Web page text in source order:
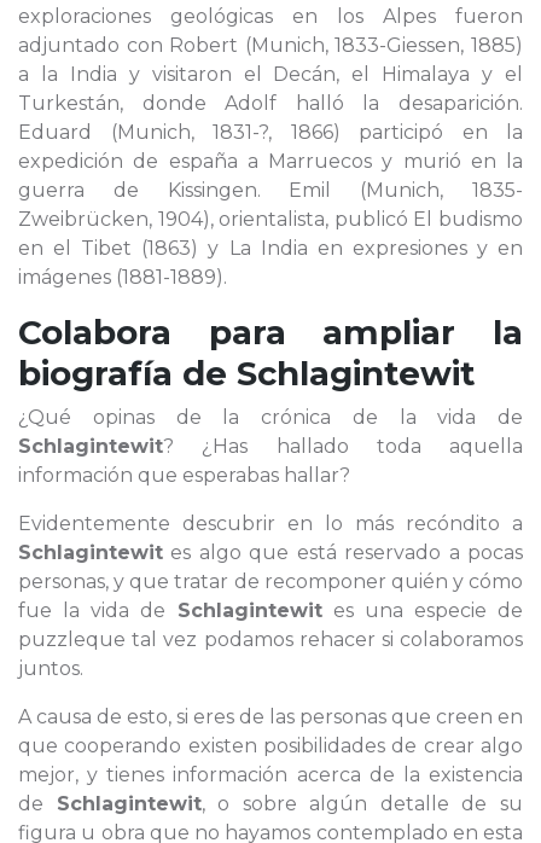
exploraciones geológicas en los Alpes fueron
adjuntado con Robert (Munich, 1833-Giessen, 1885)
a la India y visitaron el Decán, el Himalaya y el
Turkestán, donde Adolf halló la desaparición.
Eduard (Munich, 1831-?, 1866) participó en la
expedición de españa a Marruecos y murió en la
guerra de Kissingen. Emil (Munich, 1835-
Zweibrücken, 1904), orientalista, publicó El budismo
en el Tibet (1863) y La India en expresiones y en
imágenes (1881-1889).
Colabora para ampliar la
biografía de Schlagintewit
¿Qué opinas de la crónica de la vida de
Schlagintewit? ¿Has hallado toda aquella
información que esperabas hallar?
Evidentemente descubrir en lo más recóndito a
Schlagintewit es algo que está reservado a pocas
personas, y que tratar de recomponer quién y cómo
fue la vida de Schlagintewites una especie de
puzzleque tal vez podamos rehacer si colaboramos
juntos.
A causa de esto, si eres de las personas que creen en
que cooperando existen posibilidades de crear algo
mejor, y tienes información acerca de la existencia
de Schlagintewit, o sobre algún detalle de su
figura u obra que no hayamos contemplado en esta